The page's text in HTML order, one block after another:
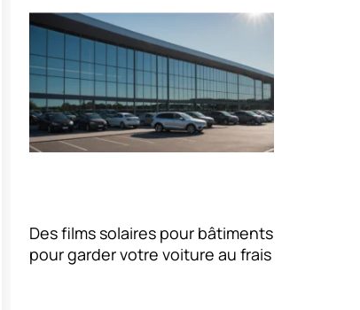
Des films solaires pour bâtiments
pour garder votre voiture au frais